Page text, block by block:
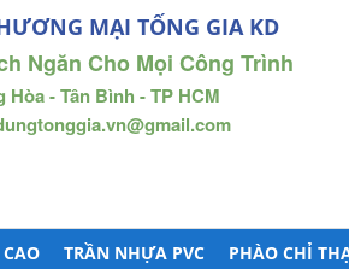
MẠI TỐNG GIA KD
Ngăn Cho Mọi Công Trình
- Tân Bình - TP HCM
TRẦN NHỰA PVC PHÀO CHỈ